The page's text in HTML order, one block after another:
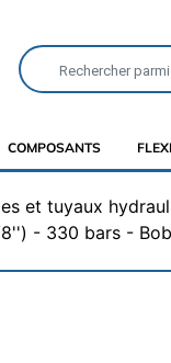
COMPOSANTS
et tuyaux
- 330 bars -